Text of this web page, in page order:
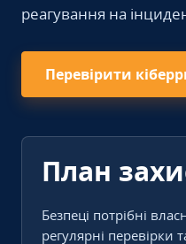
реагування на
Перевірити
План
Безпеці потрібні
регулярні перевірки